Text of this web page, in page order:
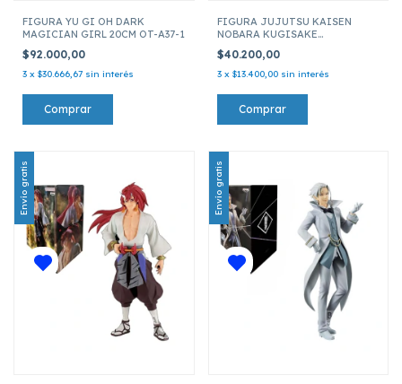
FIGURA YU GI OH DARK
MAGICIAN GIRL 20CM OT-A37-1
$92.000,00
3 x $30.666,67 sin interés
FIGURA JUJUTSU KAISEN
NOBARA KUGISAKE
$40.200,00
3 x $13.400,00 sin interés
Envío gratis Envío gratis